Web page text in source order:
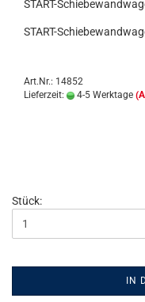
START-
START-
Art.Nr.: 14852
Lieferzeit:
4-5 Werktage
Stück:
IN